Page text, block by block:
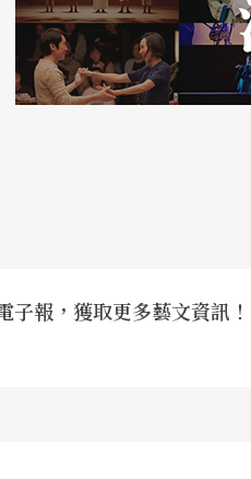
視角
了一些危機，因爲這是一
育或政治上的強制性做法
子報，獲取更多藝文資訊！